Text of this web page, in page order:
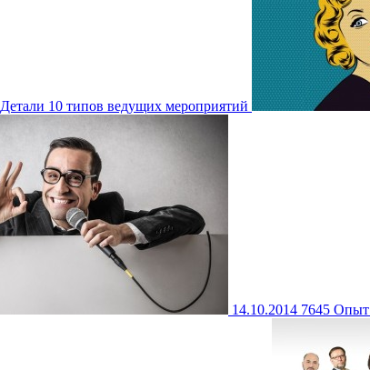
Детали 10 типов ведущих мероприятий
14.10.2014 7645 Опыт